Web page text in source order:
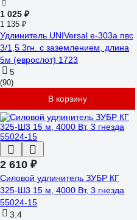
1 025 ₽
1 135 ₽
Удлинитель UNIVersal е-303а пвс
3/1,5 3гн. с заземлением, длина
5м (еврослот) 1723
5
(90)
В корзину
2 610 ₽
Силовой удлинитель ЗУБР КГ
325-Ш3 15 м, 4000 Вт, 3 гнезда
55024-15
3.4